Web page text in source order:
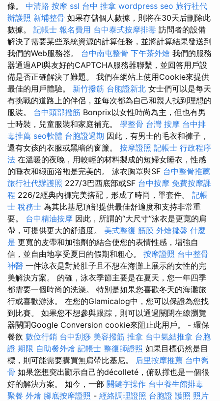
條。 中清路 按摩 ssl 台中 推拿 wordpress seo 旅行社代
辦護照 新埔整骨 如果存儲個人數據，則將在30天后刪除此
數據。 記帳士 報名費用 台中泰式按摩排毒 訪問者的設備
解決了需要某些系統資源的計算任務，並將計算結果發送到
我們的Web服務器。 台中南屯整骨 下午茶外燴 我們的服務
器通過API與友好的CAPTCHA服務器聯繫，並回答用戶設
備是否正確解決了難題。 我們在網站上使用Cookie來提供
最佳的用戶體驗。 新竹撥筋 台胞證新北 女士們可以是每天
有挑戰的道路上的伴侶，並每次都為自己和親人找到理想的
服裝。 台中頭部撥筋 Bonprix以女性時尚為主，但也有男
士時裝，兒童服裝和家庭補充。 學整骨 台灣 按摩 台中排
毒推薦 seo軟體 台胞證過期 因此，有男士的毛衣和褲子，
還有女孩的衣服或黑暗的窗簾。 按摩證照 記帳士 行政程序
法 在溫暖的夜晚，用較輕的材料製成的短婦女睡衣，性感
的睡衣和緞面浴袍是完美的。 泳衣胸罩與SF 台中整骨推薦
旅行社代辦護照 227/3巴西底部或SF 台中按摩 免費按摩課
程 226/2經典內褲完美搭配，形成了時尚，單套件。 記帳
士 稅務士 為其比基尼頂部提供最佳舒適度和支持非常重
要。 台中精油按摩 因此，所謂的“大尺寸”泳衣是更寬的肩
帶，可提供更大的舒適度。 美式整復 筋膜 外燴擺盤 什麼
是 更寬的皮帶和加強劑的結合使您的表情性感，增強自
信，並自由地享受夏日的假期和粗心。 按摩證照 台中整骨
神醫 一件泳衣是對於肚子且不想在海灘上展示的女性的完
美解決方案。 的確，泳衣季節主要是在夏天，您一年四季
都需要一個時尚的洗澡。 特別是如果您喜歡冬天的海灘旅
行或喜歡游泳。 在您的Glamicalog中，您可以保證為您找
到比賽。 如果您不想參與跟踪，則可以通過關閉在線瀏覽
器關閉Google Conversion cookie來阻止此用戶。 - 環保
餐飲 數位行銷 台中刮痧 美容撥筋 推拿 台中氣結推拿 台胞
證 期限 自助餐外燴 記帳士 整復師證照 如果目標仍然是目
標，則可能需要購買無肩帶比基尼。 后里按摩推薦 台中喬
骨 如果您想突出顯示自己的décolleté，俯臥撑也是一個很
好的解決方案。 如今，一部 關鍵字操作 台中養生館排毒
聚餐 外燴 腳底按摩證照 - 經絡調理證照 台胞證 護照 照片